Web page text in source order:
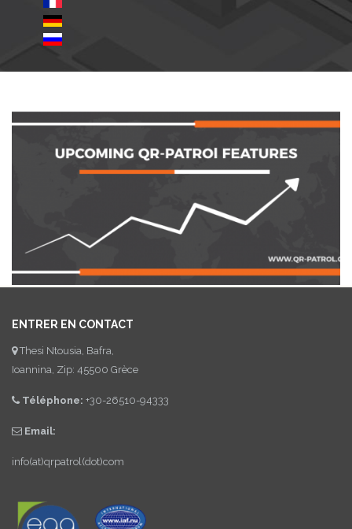
ENTRER EN CONTACT
Thesi Ntousia, Bafra,
Ioannina, Zip: 45500 Grèce
Téléphone: +30-26510-94333
Email:
info(at)qrpatrol(dot)com